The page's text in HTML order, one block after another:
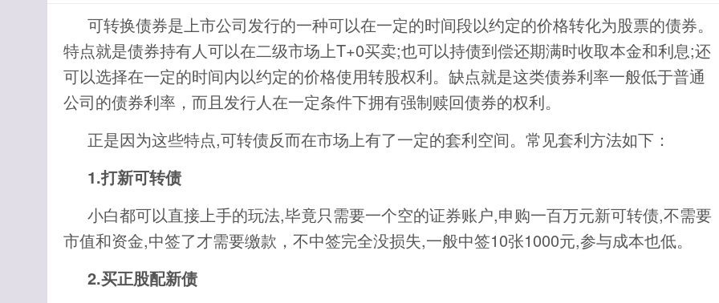
可转换债券是上市公司发行的一种可以在一定的时间段以约定的价格转化为股票的债券。
特点就是债券持有人可以在二级市场上T+0买卖;也可以持债到偿还期满时收取本金和利息;还
可以选择在一定的时间内以约定的价格使用转股权利。缺点就是这类债券利率一般低于普通
公司的债券利率，而且发行人在一定条件下拥有强制赎回债券的权利。
正是因为这些特点,可转债反而在市场上有了一定的套利空间。常见套利方法如下：
1.打新可转债
小白都可以直接上手的玩法,毕竟只需要一个空的证券账户,申购一百万元新可转债,不需要
市值和资金,中签了才需要缴款，不中签完全没损失,一般中签10张1000元,参与成本也低。
2.买正股配新债